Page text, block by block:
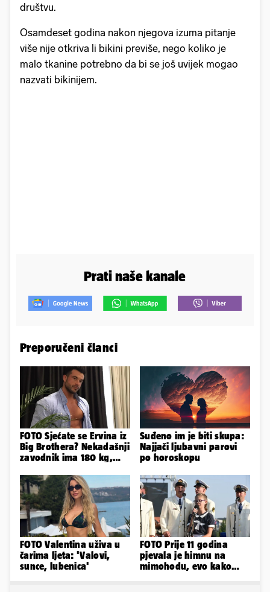
društvu.
Osamdeset godina nakon njegova izuma pitanje
više nije otkriva li bikini previše, nego koliko je
malo tkanine potrebno da bi se još uvijek mogao
nazvati bikinijem.
Prati naše kanale
Preporučeni članci
FOTO Sjećate se Ervina iz
Big Brothera? Nekadašnji
zavodnik ima 180 kg,
Suđeno im je biti skupa:
Najjači ljubavni parovi
po horoskopu
FOTO Valentina uživa u
čarima ljeta: 'Valovi,
sunce, lubenica'
FOTO Prije 11 godina
pjevala je himnu na
mimohodu, evo kako